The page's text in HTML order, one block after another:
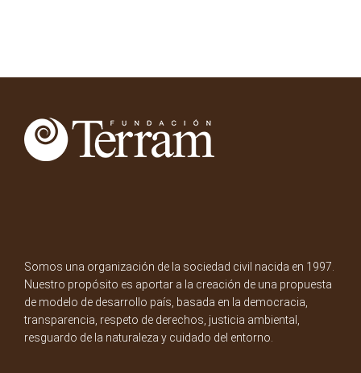
Somos una organización de la sociedad civil nacida en 1997.
Nuestro propósito es aportar a la creación de una propuesta
de modelo de desarrollo país, basada en la democracia,
transparencia, respeto de derechos, justicia ambiental,
resguardo de la naturaleza y cuidado del entorno.